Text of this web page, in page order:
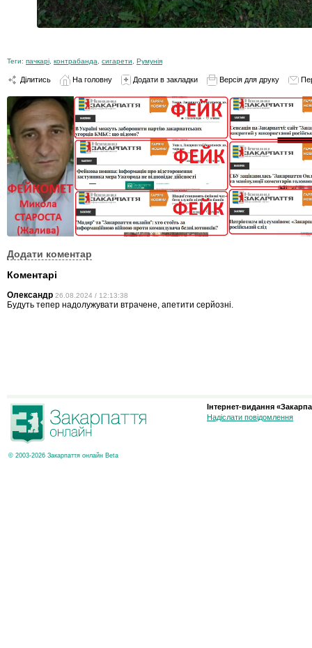
Теги: пачкарі контрабанда сигарети Румунія
Ділитись На головну Додати в закладки Версія для друку
Додати коментар
Коментарі
Олександр 26.08.2024 / 12:13:38
Будуть тепер надолужувати втрачене, апетити серйозні.
© 2003-2026 Закарпаття онлайн Beta
Інтернет-видання
Надіслати повідомлення